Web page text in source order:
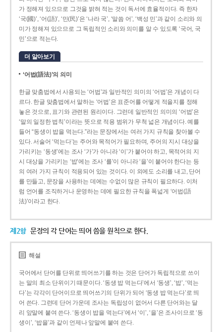
가 정해져 있으므로 그것을 밝혀 적는 것이 독서에 효율적이다. 즉 한자
‘국(國)’, ‘어(語)’, ‘민(民)’은 ‘나라 국’, ‘말씀 어’, ‘백성 민’과 같이 소리와 의
미가 정해져 있으므로 그 독립적인 소리와 의미를 알 수 있도록 ‘국어, 국
민’으로 적는다.
더 알아보기
‘어법(語法)’의 의미
한글 맞춤법에서 사용되는 ‘어법’과 일반적인 의미의 ‘어법’은 개념이 다
르다. 한글 맞춤법에서 말하는 ‘어법’은 표준어를 어떻게 적을지를 정해
놓은 것으로, 표기와 관련된 원리이다. 그런데 일반적인 의미의 ‘어법’은
‘말의 일정한 법칙’이라는 뜻으로 적용 범위가 무척 넓은 개념이다. 예를
들어 “동생이 밥을 먹는다.”라는 문장에서는 여러 가지 규칙을 찾아볼 수
있다. 서술어 ‘먹는다’는 주어와 목적어가 필요하며, 주어의 지시 대상을
가리키는 ‘동생’에는 조사 ‘가’가 아니라 ‘이’가 붙어야 하고, 목적어의 지
시 대상을 가리키는 ‘밥’에는 조사 ‘를’이 아니라 ‘을’이 붙어야 한다는 등
의 여러 가지 규칙이 적용되어 있는 것이다. 이 외에도 소리를 내고, 단어
를 만들고, 문장을 사용하는 데에는 수없이 많은 규칙이 필요하다. 이처
럼 언어를 조직하거나 운영하는 데에 필요한 규칙을 폭넓게 ‘어법(語
法)’이라고 한다.
제2항 문장의 각 단어는 띄어 씀을 원칙으로 한다.
해설
국어에서 단어를 단위로 띄어쓰기를 하는 것은 단어가 독립적으로 쓰이
는 말의 최소 단위이기 때문이다. ‘동생 밥 먹는다’에서 ‘동생’, ‘밥’, ‘먹는
다’는 각각이 단어이므로 띄어쓰기의 단위가 되어 ‘동생 밥 먹는다’로 띄
어 쓴다. 그런데 단어 가운데 조사는 독립성이 없어서 다른 단어와는 달
리 앞말에 붙여 쓴다. ‘동생이 밥을 먹는다’에서 ‘이’, ‘을’은 조사이므로 ‘동
생이’, ‘밥을’과 같이 언제나 앞말에 붙여 쓴다.